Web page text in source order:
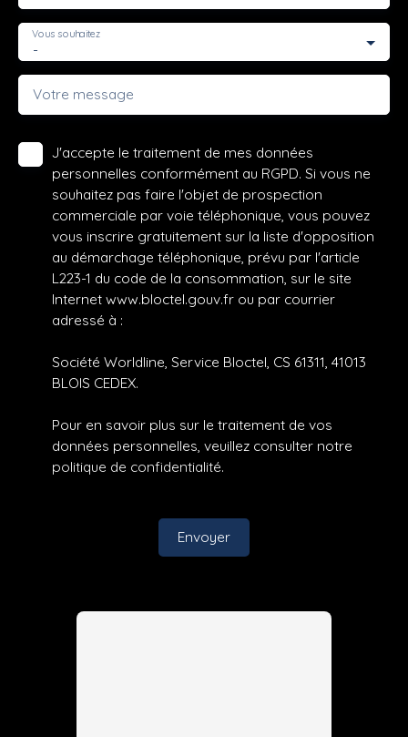
-
Vous souhaitez
Votre message
J'accepte le traitement de mes données
personnelles conformément au RGPD. Si vous ne
souhaitez pas faire l'objet de prospection
commerciale par voie téléphonique, vous pouvez
vous inscrire gratuitement sur la liste d'opposition
au démarchage téléphonique, prévu par l'article
L223-1 du code de la consommation, sur le site
Internet www.bloctel.gouv.fr ou par courrier
adressé à :
Société Worldline, Service Bloctel, CS 61311, 41013
BLOIS CEDEX.
Pour en savoir plus sur le traitement de vos
données personnelles, veuillez consulter notre
politique de confidentialité.
Envoyer